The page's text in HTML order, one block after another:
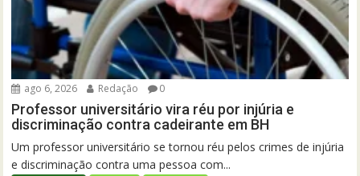
ago 6, 2026 Redação 0
Professor universitário vira réu por injúria e
discriminação contra cadeirante em BH
Um professor universitário se tornou réu pelos crimes de injúria
e discriminação contra uma pessoa com...